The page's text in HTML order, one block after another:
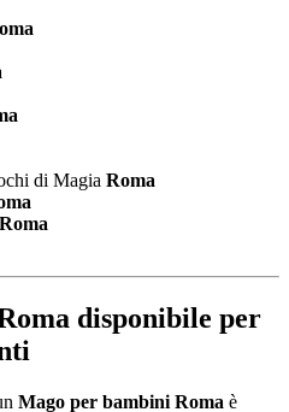
di Magia Roma
Roma
disponibile per
Mago per bambini Roma è